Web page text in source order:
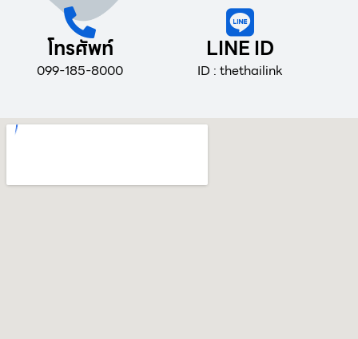
โทรศัพท์
099-185-8000
LINE ID
ID : thethailink